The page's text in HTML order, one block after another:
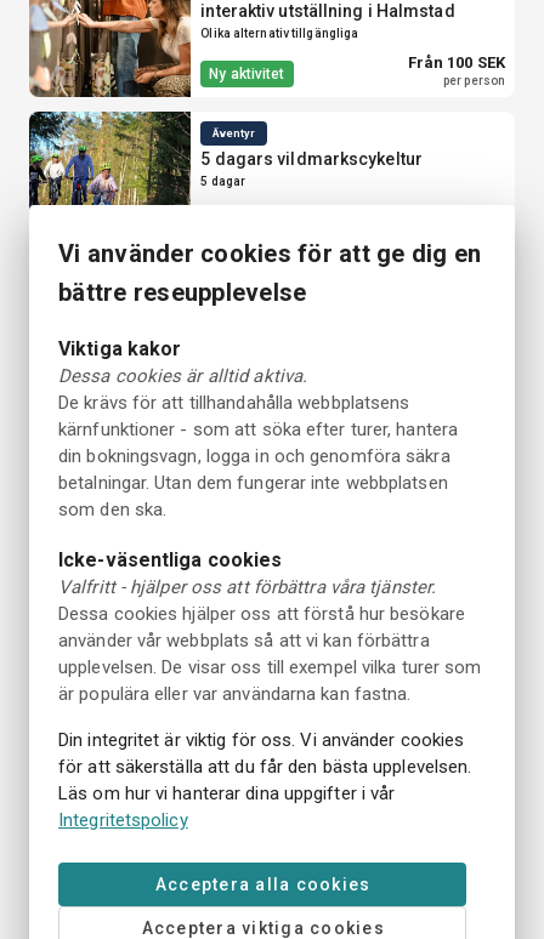
interaktiv utställning i Halmstad
Olika alternativ tillgängliga
Ny aktivitet
Från 100 SEK
per person
Äventyr
5 dagars vildmarkscykeltur
5 dagar
42 recensioner per person
Transport
4 timmar
4.5
Underbart Från 1200 SEK
Avkoppling
Bastuflotte på Nissan i Halmstad -
4.5
Underbart
23 recensioner
Familjekul
Kanotuthyrning (Pris per kanot, inte
per person)
4.5
Underbart
23 recensioner
Från 200 SEK
7 dagar
Underbart Från 14950 SEK
Vi använder cookies för att ge dig en
bättre reseupplevelse
Viktiga kakor
Dessa cookies är alltid aktiva.
De krävs för att tillhandahålla webbplatsens
kärnfunktioner - som att söka efter turer, hantera
din bokningsvagn, logga in och genomföra säkra
betalningar. Utan dem fungerar inte webbplatsen
som den ska.
Icke-väsentliga cookies
Valfritt - hjälper oss att förbättra våra tjänster.
Dessa cookies hjälper oss att förstå hur besökare
använder vår webbplats så att vi kan förbättra
upplevelsen. De visar oss till exempel vilka turer som
är populära eller var användarna kan fastna.
Din integritet är viktig för oss. Vi använder cookies
för att säkerställa att du får den bästa upplevelsen.
Läs om hur vi hanterar dina uppgifter i vår
Integritetspolicy
Acceptera alla cookies
Acceptera viktiga cookies